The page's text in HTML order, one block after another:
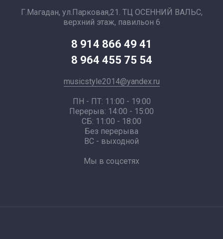
Г.Магадан, ул.Парковая,21. ТЦ ОСЕННИЙ ВАЛЬС,
верхний этаж, павильон 6
8 914 866 49 41
8 964 455 75 54
musicstyle2014@yandex.ru
ПН - ПТ: 11:00 - 19:00
Перерыв: 14:00 - 15:00
СБ: 11:00 - 18:00
Без перерыва
ВС - выходной
Мы в соцсетях